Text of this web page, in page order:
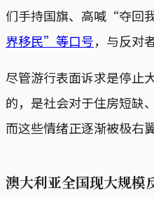
们手持国旗、高喊“夺回
界移民”等口号，与反对
尽管游行表面诉求是停止
的，是社会对于住房短缺
而这些情绪正逐渐被极右
澳大利亚全国现大规模